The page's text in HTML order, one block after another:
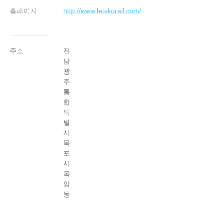
홈페이지 http://www.letskorail.com/
주소
전
남
광
주
통
합
특
별
시
목
포
시
옥
암
동